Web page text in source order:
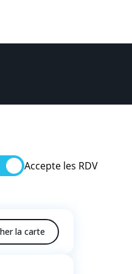
Accepte les RDV
la carte